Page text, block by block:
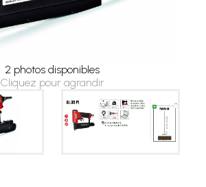
2 photos disponibles
Cliquez pour agrandir